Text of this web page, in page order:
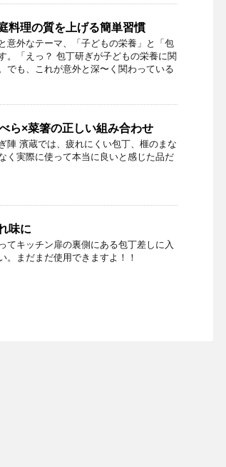
料理の質を上げる簡単習慣
意外なテーマ、「子どもの栄養」と「包
。「えっ？ 包丁研ぎが子どもの栄養に関
でも、これが意外と深〜く関わっている
ら×菜箸の正しい組み合わせ
陣 濱蔵では、疲れにくい包丁、榧のまな
く実際に使って本当に良いと感じた品だ
味に
てキッチン扉の裏側にある包丁差しに入
。まだまだ使用できますよ！！